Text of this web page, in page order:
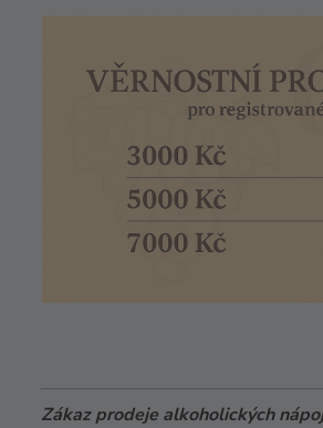
Zákaz prodeje alkoholických